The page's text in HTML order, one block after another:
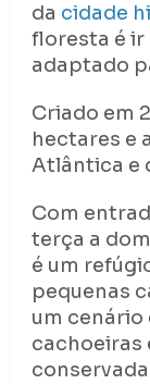
da cidade
floresta é
adaptado
Criado em
hectares e
Atlântica e
Com
terça a
é um
pequenas
um cenário
cachoeiras